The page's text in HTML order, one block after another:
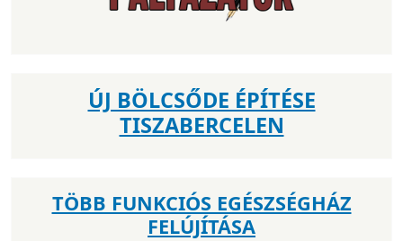
ÚJ BÖLCSŐDE ÉPÍTÉSE
TISZABERCELEN
TÖBB FUNKCIÓS EGÉSZSÉGHÁZ
FELÚJÍTÁSA